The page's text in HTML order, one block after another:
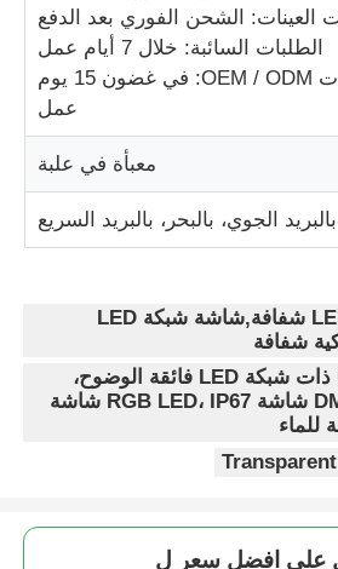
العينات: الشحن الفوري بعد الدفع
الطلبات السائبة: خلال 7 أيام عمل
طلبات OEM / ODM: في غضون 15 يوم
عمل
معبأة في علبة
بالبريد الجوي، بالبحر، بالبريد السريع
شاشة عرض نافذة LED شفافة,شاشة شبكة LED
10000cd شاشة P50 ذات شبكة LED فائقة الوضوح،
H2506 بكسل DMX512 شاشة RGB LED، IP67 شاشة
على افضل سعر ل